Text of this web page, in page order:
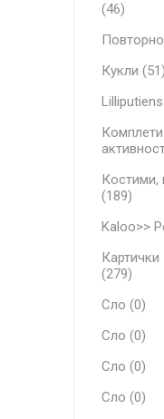
(46)
Кукли (51)
Костими,
(189)
Kaloo>>
(279)
Сло (0)
Сло (0)
Сло (0)
Сло (0)